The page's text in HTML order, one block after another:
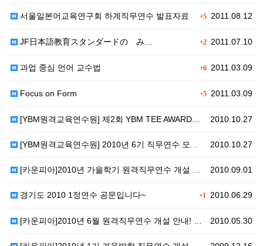
+52011.08.12
서울일본어교육연구회 하계직무연수 발표자료
+22011.07.10
JF日本語教育スタンダードの み…
+62011.03.09
과업 중심 언어 교수법
+52011.03.09
Focus on Form
2010.10.27
[YBM원격교육연수원] 제2회 YBM TEE AWARD…
2010.10.27
[YBM원격교육연수원] 2010년 6기 직무연수 모집안…
2010.09.01
[카운피아]2010년 가을학기 원격직무연수 개설 안내…
+1 2010.06.29
경기도 2010 1정연수 공문입니다~
2010.05.30
[카운피아]2010년 6월 원격직무연수 개설 안내! …